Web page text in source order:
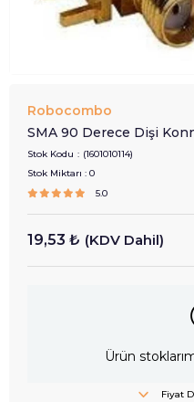
Robocombo
SMA 90 Derece Dişi
Stok Kodu
(1601010114)
Stok Miktarı : 0
5.0
19,53 ₺ (KDV Dahil)
Ürün
Fiyat